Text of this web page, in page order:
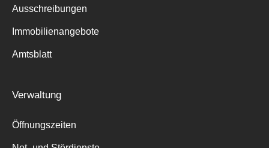
Suche
Ausschreibungen
Immobilienangebote
Amtsblatt
Verwaltung
Öffnungszeiten